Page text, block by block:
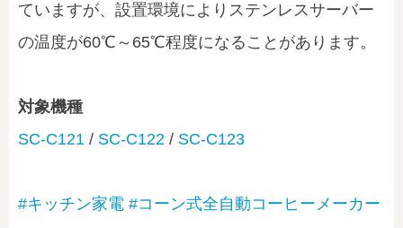
ていますが、設置環境によりステンレスサーバー
の温度が60℃～65℃程度になることがあります。
対象機種
SC-C121 / SC-C122 / SC-C123
#キッチン家電 #コーン式全自動コーヒーメーカー